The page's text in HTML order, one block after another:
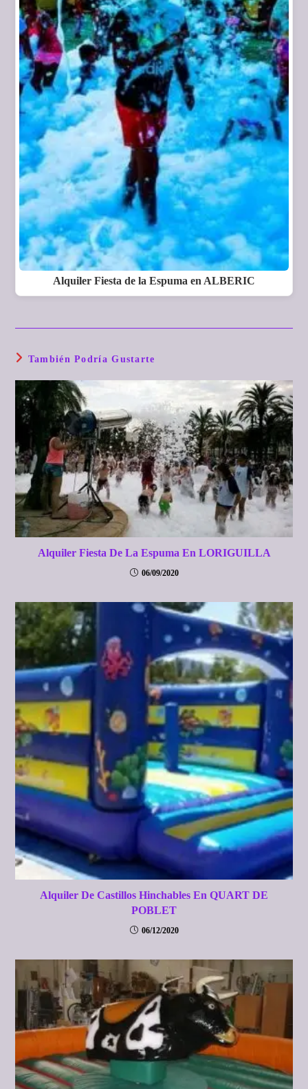
Alquiler Fiesta de la Espuma en ALBERIC
También Podría Gustarte
Alquiler Fiesta De La Espuma En LORIGUILLA
06/09/2020
Alquiler De Castillos Hinchables En QUART DE
POBLET
06/12/2020